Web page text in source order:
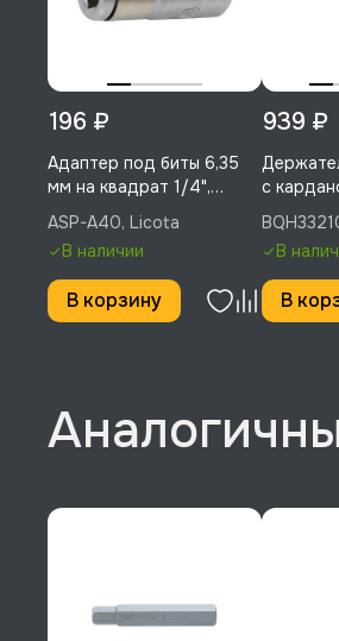
196 ₽
Адаптер под биты 6,35
мм на квадрат 1/4",
Licota, ASP-A40
ASP-A40, Licota
В наличии
В корзину
939 ₽
с
Licota,
В
В